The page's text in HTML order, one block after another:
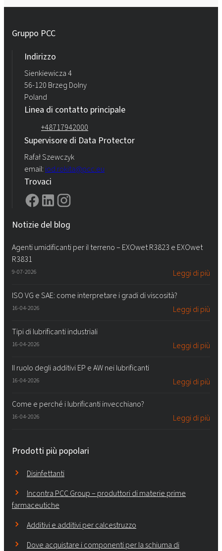
Gruppo PCC
Indirizzo
Sienkiewicza 4
56-120 Brzeg Dolny
Poland
Linea di contatto principale
+48717942000
Supervisore di Data Protector
Rafał Szewczyk
email: iod.rokita@pcc.eu
Trovaci
Notizie del blog
Agenti umidificanti per il terreno – EXOwet R3823 e EXOwet
R3831
9-07-2026 Leggi di più
ISO VG e SAE: come interpretare i gradi di viscosità?
16-04-2026 Leggi di più
Tipi di lubrificanti industriali
16-04-2026 Leggi di più
Il ruolo degli additivi EP e AW nei lubrificanti
16-04-2026 Leggi di più
Come e perché i lubrificanti invecchiano?
16-04-2026 Leggi di più
Prodotti più popolari
Disinfettanti
Incontra PCC Group – produttori di materie prime
farmaceutiche
Additivi e additivi per calcestruzzo
Dove acquistare i componenti per la schiuma di